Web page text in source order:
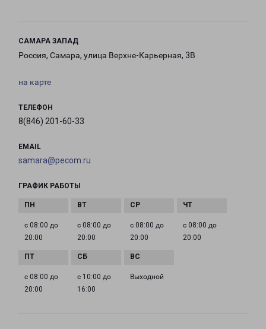
САМАРА ЗАПАД
Россия, Самара, улица Верхне-Карьерная, 3В
на карте
ТЕЛЕФОН
8(846) 201-60-33
EMAIL
samara@pecom.ru
ГРАФИК РАБОТЫ
с 08:00 до
20:00
с 08:00 до
20:00
с 08:00 до
20:00
с 08:00 до
20:00
с 08:00 до
20:00
с 10:00 до
16:00
Выходной